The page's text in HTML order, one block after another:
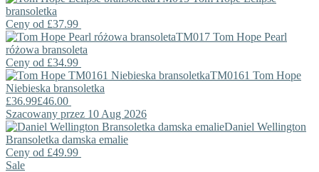
bransoletka
Ceny od £37.99
TM017 Tom Hope Pearl
różowa bransoleta
Ceny od £34.99
TM0161 Tom Hope
Niebieska bransoletka
£36.99£46.00
Szacowany przez 10 Aug 2026
Daniel Wellington
Bransoletka damska emalie
Ceny od £49.99
Sale